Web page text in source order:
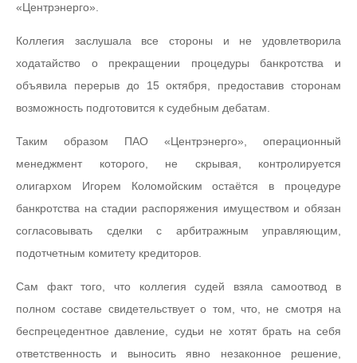
«Центрэнерго».
Коллегия заслушала все стороны и не удовлетворила
ходатайство о прекращении процедуры банкротства и
объявила перерыв до 15 октября, предоставив сторонам
возможность подготовится к судебным дебатам.
Таким образом ПАО «Центрэнерго», операционный
менеджмент которого, не скрывая, контролируется
олигархом Игорем Коломойским остаётся в процедуре
банкротства на стадии распоряжения имуществом и обязан
согласовывать сделки с арбитражным управляющим,
подотчетным комитету кредиторов.
Сам факт того, что коллегия судей взяла самоотвод в
полном составе свидетельствует о том, что, не смотря на
беспрецедентное давление, судьи не хотят брать на себя
ответственность и выносить явно незаконное решение,